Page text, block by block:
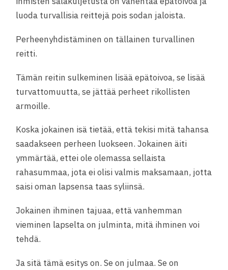
luoda turvallisia reittejä pois sodan jaloista.
Perheenyhdistäminen on tällainen turvallinen
reitti.
Tämän reitin sulkeminen lisää epätoivoa, se lisää
turvattomuutta, se jättää perheet rikollisten
armoille.
Koska jokainen isä tietää, että tekisi mitä tahansa
saadakseen perheen luokseen. Jokainen äiti
ymmärtää, ettei ole olemassa sellaista
rahasummaa, jota ei olisi valmis maksamaan, jotta
saisi oman lapsensa taas syliinsä.
Jokainen ihminen tajuaa, että vanhemman
vieminen lapselta on julminta, mitä ihminen voi
tehdä.
Ja sitä tämä esitys on. Se on julmaa. Se on